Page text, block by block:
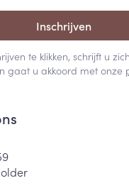
Inschrijven
te klikken, schrijft u
gaat u akkoord met onze